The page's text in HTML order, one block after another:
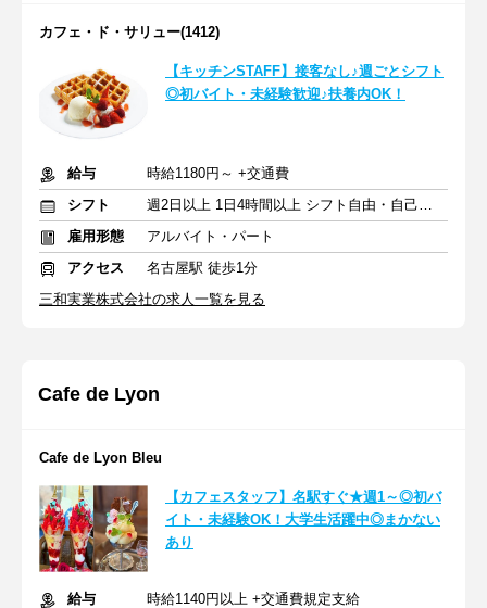
カフェ・ド・サリュー(1412)
【キッチンSTAFF】接客なし♪週ごとシフト
◎初バイト・未経験歓迎♪扶養内OK！
給与
時給1180円～ +交通費
シフト
週2日以上 1日4時間以上 シフト自由・自己申告
雇用形態
アルバイト・パート
アクセス
名古屋駅 徒歩1分
三和実業株式会社の求人一覧を見る
Cafe de Lyon
Cafe de Lyon Bleu
【カフェスタッフ】名駅すぐ★週1～◎初バ
イト・未経験OK！大学生活躍中◎まかない
あり
給与
時給1140円以上 +交通費規定支給